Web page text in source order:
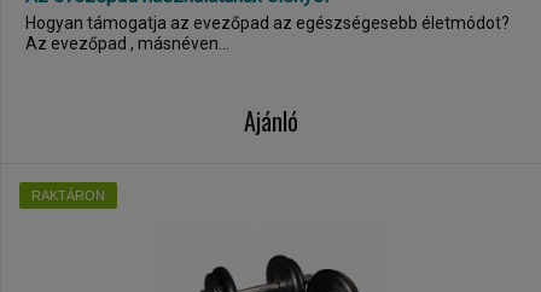
Hogyan támogatja az evezőpad az egészségesebb életmódot?
Az evezőpad , másnéven...
Ajánló
RAKTÁRON